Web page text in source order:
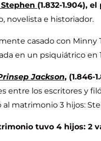
(1.832-1.904),
novelista e historiador.
casado con Minny
en un psiquiátrico en
Jackson, (1.846-
entre los escritores y
matrimonio 3 hijos:
tuvo 4 hijos: 2